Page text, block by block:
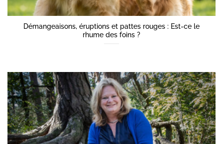
Démangeaisons, éruptions et pattes rouges : Est-ce le
rhume des foins ?